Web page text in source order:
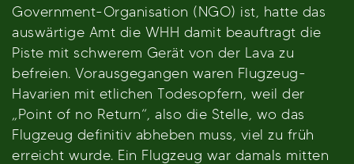
Government-Organisation (NGO) ist, hatte das
auswärtige Amt die WHH damit beauftragt die
Piste mit schwerem Gerät von der Lava zu
befreien. Vorausgegangen waren Flugzeug-
Havarien mit etlichen Todesopfern, weil der
„Point of no Return“, also die Stelle, wo das
Flugzeug definitiv abheben muss, viel zu früh
erreicht wurde. Ein Flugzeug war damals mitten